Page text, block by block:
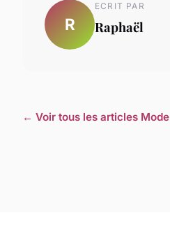
R
ECRIT PAR
Raphaël
← Voir tous les articles Mode